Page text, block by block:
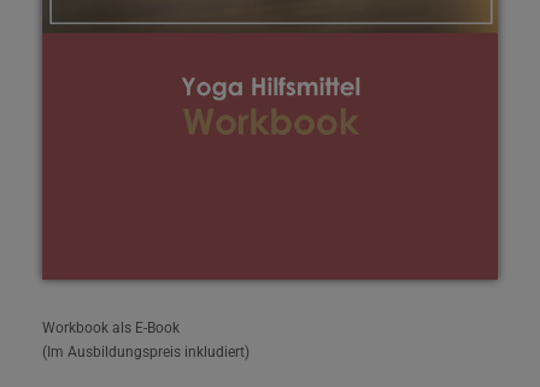
Workbook als E-Book
(Im Ausbildungspreis inkludiert)